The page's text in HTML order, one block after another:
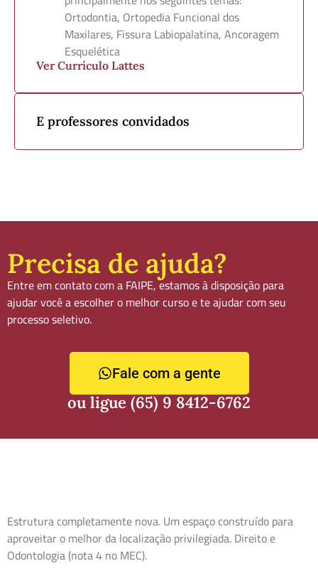
Ortodontia, Ortopedia Funcional dos
Maxilares, Fissura Labiopalatina, Ancoragem
Esquelética
Ver Currículo Lattes
E professores convidados
Precisa de ajuda?
Entre em contato com a FAIPE, estamos à disposição para
ajudar você a escolher o melhor curso e te ajudar com seu
processo seletivo.
Fale com a gente
ou ligue (65) 9 8412-6762
Estrutura completamente nova. Um espaço construído para
aproveitar o melhor da localização privilegiada. Direito e
Odontologia (nota 4 no MEC).